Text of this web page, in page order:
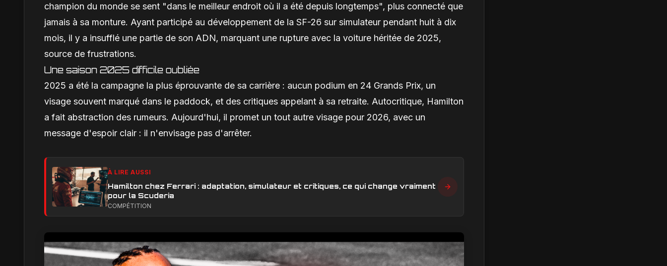
champion du monde se sent "dans le meilleur endroit où il a été depuis longtemps", plus connecté que
jamais à sa monture. Ayant participé au développement de la SF-26 sur simulateur pendant huit à dix
mois, il y a insufflé une partie de son ADN, marquant une rupture avec la voiture héritée de 2025,
source de frustrations.
Une saison 2025 difficile oubliée
2025 a été la campagne la plus éprouvante de sa carrière : aucun podium en 24 Grands Prix, un
visage souvent marqué dans le paddock, et des critiques appelant à sa retraite. Autocritique, Hamilton
a fait abstraction des rumeurs. Aujourd'hui, il promet un tout autre visage pour 2026, avec un
message d'espoir clair : il n'envisage pas d'arrêter.
À LIRE AUSSI
Hamilton chez Ferrari : adaptation, simulateur et critiques, ce qui change vraiment
pour la Scuderia
COMPÉTITION